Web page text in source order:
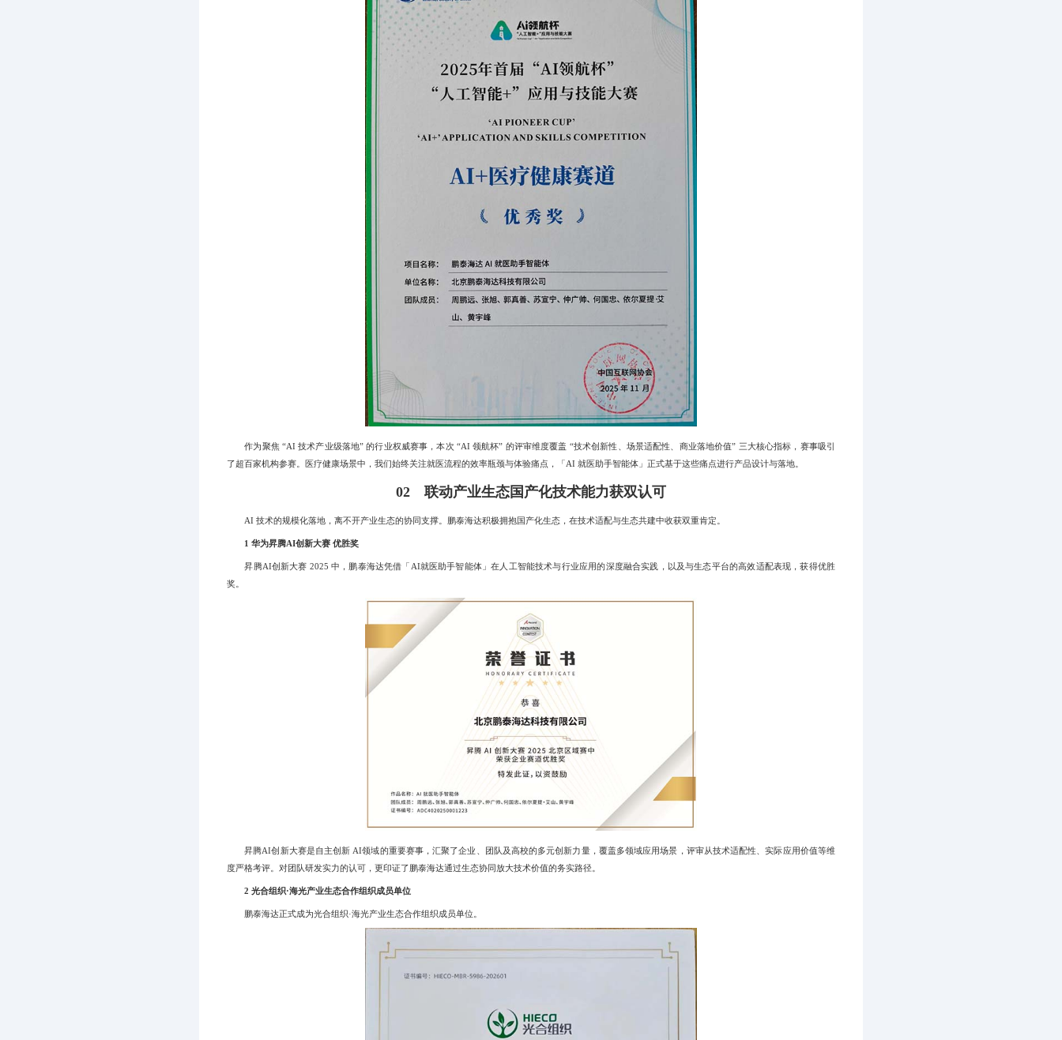
作为聚焦 “AI 技术产业级落地” 的行业权威赛事，本次 “AI 领航杯” 的评审维度覆盖 “技术创新性、场景适配性、商业落地价值” 三大核心指标，赛事吸引
了超百家机构参赛。医疗健康场景中，我们始终关注就医流程的效率瓶颈与体验痛点，「AI 就医助手智能体」正式基于这些痛点进行产品设计与落地。
02 联动产业生态国产化技术能力获双认可
AI 技术的规模化落地，离不开产业生态的协同支撑。鹏泰海达积极拥抱国产化生态，在技术适配与生态共建中收获双重肯定。
1 华为昇腾AI创新大赛 优胜奖
昇腾AI创新大赛 2025 中，鹏泰海达凭借「AI就医助手智能体」在人工智能技术与行业应用的深度融合实践，以及与生态平台的高效适配表现，获得优胜
奖。
昇腾AI创新大赛是自主创新 AI领域的重要赛事，汇聚了企业、团队及高校的多元创新力量，覆盖多领域应用场景，评审从技术适配性、实际应用价值等维
度严格考评。对团队研发实力的认可，更印证了鹏泰海达通过生态协同放大技术价值的务实路径。
2 光合组织·海光产业生态合作组织成员单位
鹏泰海达正式成为光合组织·海光产业生态合作组织成员单位。